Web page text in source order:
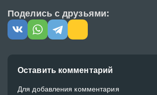
Поделись с друзьями:
Оставить комментарий
Для добавления комментария